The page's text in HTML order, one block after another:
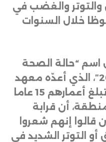
والتوتر والغضب في
خلال السنوات
اسم “حالة الصحة
العاطفية في العالم 2025″، الذي أعدّه معهد
“غالوب” وشمل أشخاصا تبلغ أعمارهم 15 عاما
دولة ومنطقة، أن قرابة
قالوا إنهم شعروا
التوتر الشديد في